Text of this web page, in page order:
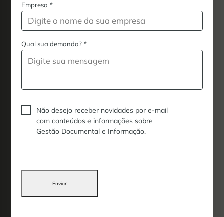
Empresa *
Qual sua demanda? *
Não desejo receber novidades por e-mail
com conteúdos e informações sobre
Gestão Documental e Informação.
Enviar